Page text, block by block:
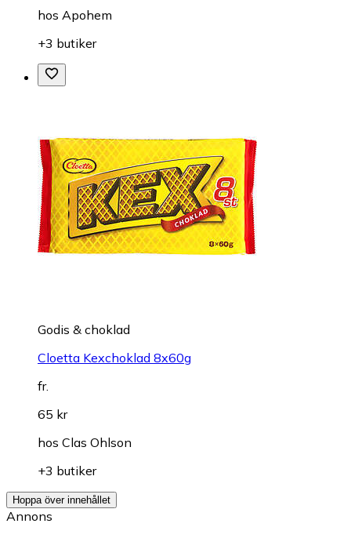
hos Apohem
+3 butiker
Godis & choklad
Cloetta Kexchoklad 8x60g
fr.
65 kr
hos Clas Ohlson
+3 butiker
Hoppa över innehållet
Annons